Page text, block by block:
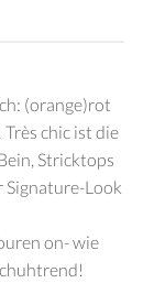
(orange)rot
chic ist die
Stricktops
Signature-Look
on- wie